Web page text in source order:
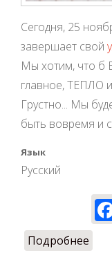
Сегодня, 25
завершает свой
Мы хотим, что б
главное, ТЕПЛО
Грустно... Мы
быть вовремя и
Язык
Русский
Подробнее